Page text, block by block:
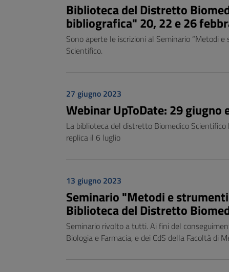
Biblioteca del Distretto
bibliografica" 20, 22 e 26
Sono aperte le iscrizioni al Seminario “Metodi
Scientifico.
27 giugno 2023
Webinar UpToDate: 29 giugno
La biblioteca del distretto Biomedico
replica il 6 luglio
13 giugno 2023
Seminario "Metodi e
Biblioteca del Distretto
Seminario rivolto a tutti. Ai fini del
Biologia e Farmacia, e dei CdS della Facoltà di